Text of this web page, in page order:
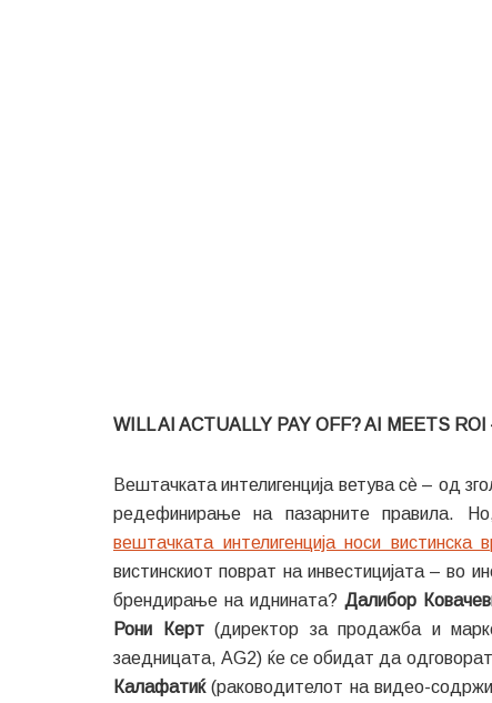
WILL AI ACTUALLY PAY OFF? AI MEETS
Вештачката интелигенција ветува сè – од
редефинирање на пазарните правила.
вештачката интелигенција носи
вистинскиот поврат на инвестицијата – во
брендирање на иднината? Далибор
Рони Керт(директор за продажба и
заедницата, AG2) ќе се обидат да
Калафатиќ(раководителот на видео-